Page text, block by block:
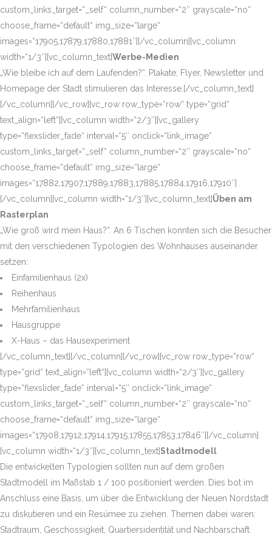
custom_links_target=“_self“ column_number=“2″ grayscale=“no“
choose_frame=“default“ img_size=“large“
images=“17905,17879,17880,17881″][/vc_column][vc_column
width=“1/3″][vc_column_text]Werbe-Medien
„Wie bleibe ich auf dem Laufenden?“. Plakate, Flyer, Newsletter und
Homepage der Stadt stimulieren das Interesse.[/vc_column_text]
[/vc_column][/vc_row][vc_row row_type=“row“ type=“grid“
text_align=“left“][vc_column width=“2/3″][vc_gallery
type=“flexslider_fade“ interval=“5″ onclick=“link_image“
custom_links_target=“_self“ column_number=“2″ grayscale=“no“
choose_frame=“default“ img_size=“large“
images=“17882,17907,17889,17883,17885,17884,17916,17910″]
[/vc_column][vc_column width=“1/3″][vc_column_text]Üben am
Rasterplan
„Wie groß wird mein Haus?“. An 6 Tischen konnten sich die Besucher
mit den verschiedenen Typologien des Wohnhauses auseinander
setzen:
Einfamilienhaus (2x)
Reihenhaus
Mehrfamilienhaus
Hausgruppe
X-Haus – das Hausexperiment
[/vc_column_text][/vc_column][/vc_row][vc_row row_type=“row“
type=“grid“ text_align=“left“][vc_column width=“2/3″][vc_gallery
type=“flexslider_fade“ interval=“5″ onclick=“link_image“
custom_links_target=“_self“ column_number=“2″ grayscale=“no“
choose_frame=“default“ img_size=“large“
images=“17908,17912,17914,17915,17855,17853,17846″][/vc_column]
[vc_column width=“1/3″][vc_column_text]Stadtmodell
Die entwickelten Typologien sollten nun auf dem großen
Stadtmodell im Maßstab 1 / 100 positioniert werden. Dies bot im
Anschluss eine Basis, um über die Entwicklung der Neuen Nordstadt
zu diskutieren und ein Resümee zu ziehen. Themen dabei waren:
Stadtraum, Geschossigkeit, Quartiersidentität und Nachbarschaft.